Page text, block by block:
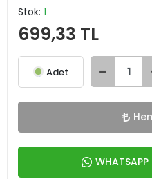
Stok: 1
699,33 TL
Adet
WHATSAPP